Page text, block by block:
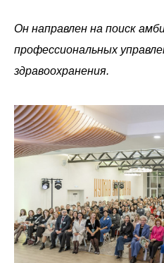
Он направлен на поиск
профессиональных
здравоохранения.